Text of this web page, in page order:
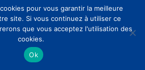
&
CLIC France
pour vous garantir la meilleure
site. Si vous continuez à utiliser ce
que vous acceptez l'utilisation des
cookies.
Ok